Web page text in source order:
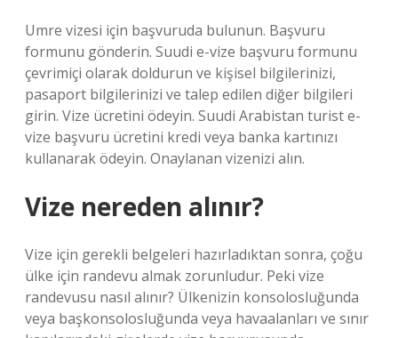
Umre vizesi için başvuruda bulunun. Başvuru
formunu gönderin. Suudi e-vize başvuru formunu
çevrimiçi olarak doldurun ve kişisel bilgilerinizi,
pasaport bilgilerinizi ve talep edilen diğer bilgileri
girin. Vize ücretini ödeyin. Suudi Arabistan turist e-
vize başvuru ücretini kredi veya banka kartınızı
kullanarak ödeyin. Onaylanan vizenizi alın.
Vize nereden alınır?
Vize için gerekli belgeleri hazırladıktan sonra, çoğu
ülke için randevu almak zorunludur. Peki vize
randevusu nasıl alınır? Ülkenizin konsolosluğunda
veya başkonsolosluğunda veya havaalanları ve sınır